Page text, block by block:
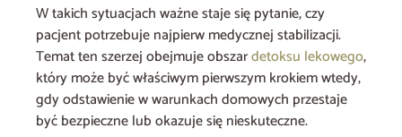
W takich sytuacjach ważne staje się pytanie, czy
pacjent potrzebuje najpierw medycznej stabilizacji.
Temat ten szerzej obejmuje obszardetoksu lekowego,
który może być właściwym pierwszym krokiem wtedy,
gdy odstawienie w warunkach domowych przestaje
być bezpieczne lub okazuje się nieskuteczne.